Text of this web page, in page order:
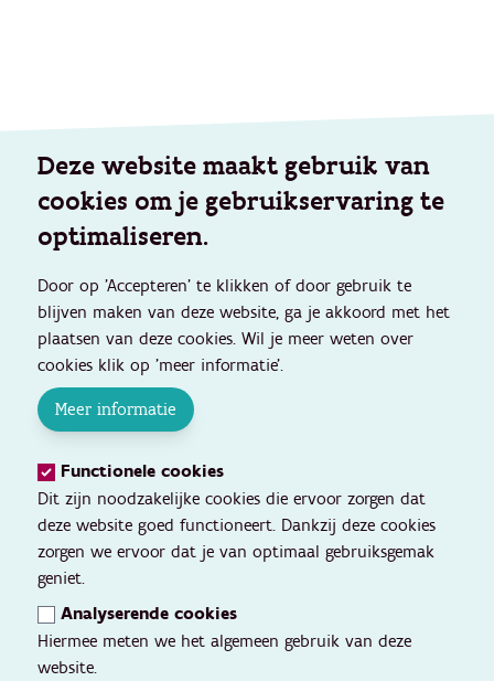
Deze website maakt gebruik van
cookies om je gebruikservaring te
optimaliseren.
Door op 'Accepteren' te klikken of door gebruik te
blijven maken van deze website, ga je akkoord met het
plaatsen van deze cookies. Wil je meer weten over
cookies klik op 'meer informatie'.
Meer informatie
Functionele cookies
Dit zijn noodzakelijke cookies die ervoor zorgen dat
deze website goed functioneert. Dankzij deze cookies
zorgen we ervoor dat je van optimaal gebruiksgemak
geniet.
Analyserende cookies
Hiermee meten we het algemeen gebruik van deze
website.